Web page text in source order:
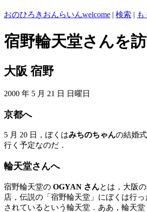
おのひろきおんらいんwelcome | 検索 | も
宿野輪天堂さんを
大阪 宿野
2000 年 5 月 21 日 日曜日
京都へ
5 月 20 日，ぼくはみちのちゃんの結婚
行く予定なのだ．
輪天堂さんへ
宿野輪天堂の OGYAN さんとは，大阪
店，伝説の「宿野輪天堂」にぼくは行
されているという輪天堂．ああ，輪天